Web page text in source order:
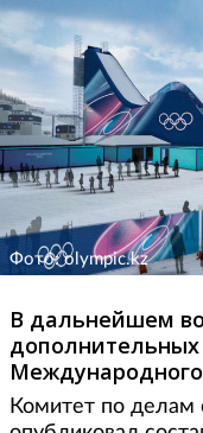
Фото: olympic.kz
В дальнейшем
дополнительных
Комитет по делам